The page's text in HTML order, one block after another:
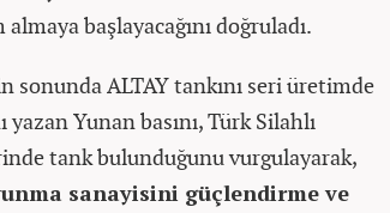
başlayacağını doğruladı.
sonunda ALTAY tankını seri üretimde
yazan Yunan basını, Türk Silahlı
tank bulunduğunu vurgulayarak,
sanayisini güçlendirme ve